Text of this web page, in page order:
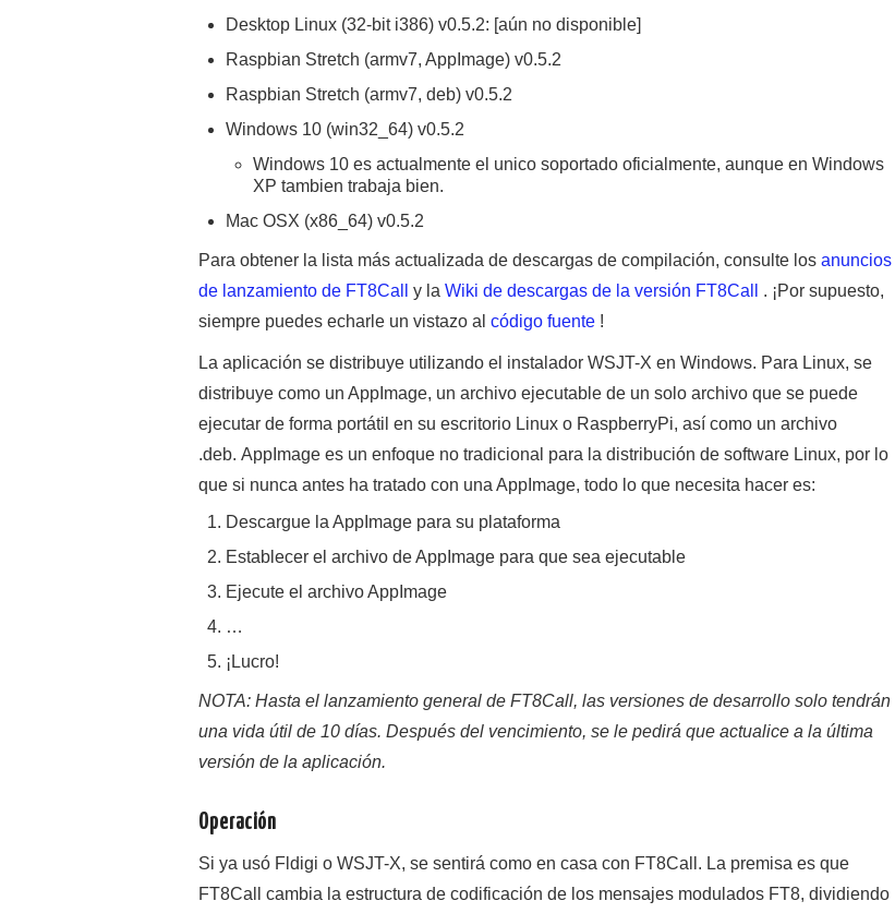
Desktop Linux (32-bit i386) v0.5.2: [aún no disponible]
Raspbian Stretch (armv7, AppImage) v0.5.2
Raspbian Stretch (armv7, deb) v0.5.2
Windows 10 (win32_64) v0.5.2
Windows 10 es actualmente el unico soportado oficialmente, aunque en Windows
XP tambien trabaja bien.
Mac OSX (x86_64) v0.5.2
Para obtener la lista más actualizada de descargas de compilación, consulte los anuncios
de lanzamiento de FT8Call y la Wiki de descargas de la versión FT8Call
. ¡Por supuesto,
siempre puedes echarle un vistazo al código fuente !
La aplicación se distribuye utilizando el instalador WSJT-X en Windows. Para Linux, se
distribuye como un AppImage, un archivo ejecutable de un solo archivo que se puede
ejecutar de forma portátil en su escritorio Linux o RaspberryPi, así como un archivo
.deb. AppImage es un enfoque no tradicional para la distribución de software Linux, por lo
que si nunca antes ha tratado con una AppImage, todo lo que necesita hacer es:
Descargue la AppImage para su plataforma
Establecer el archivo de AppImage para que sea ejecutable
Ejecute el archivo AppImage
…
¡Lucro!
NOTA: Hasta el lanzamiento general de FT8Call, las versiones de desarrollo solo tendrán
una vida útil de 10 días. Después del vencimiento, se le pedirá que actualice a la última
versión de la aplicación.
Operación
Si ya usó Fldigi o WSJT-X, se sentirá como en casa con FT8Call. La premisa es que
FT8Call cambia la estructura de codificación de los mensajes modulados FT8, dividiendo